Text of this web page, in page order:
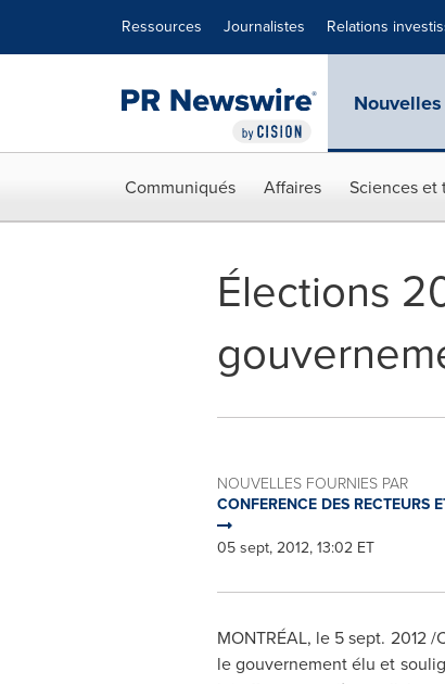
Ressources Journalistes Relations
Nouvelles
Communiqués Affaires Sciences
Élections
NOUVELLES FOURNIES PAR
CONFERENCE DES RECTEURS
05 sept, 2012, 13:02 ET
MONTRÉAL, le 5 sept. 2012/
le gouvernement élu et